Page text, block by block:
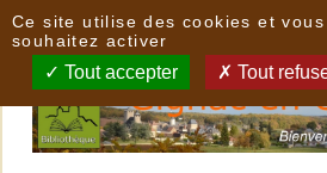
Ce site utilise des cookies et
souhaitez activer
Tout accepter Tout